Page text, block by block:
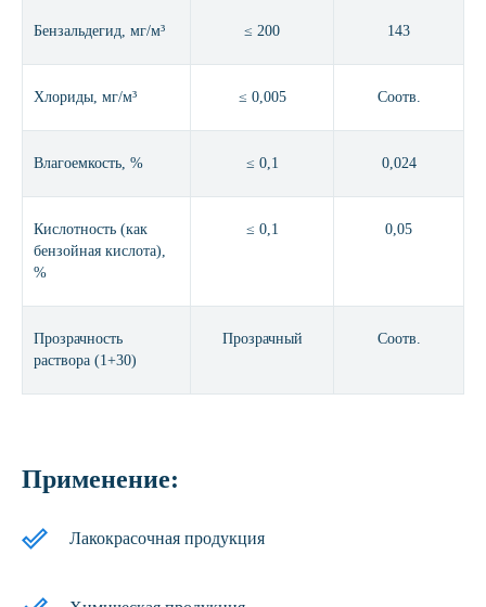
Бензальдегид, мг/м³ ≤ 200 143
Хлориды, мг/м³ ≤ 0,005 Соотв.
Влагоемкость, % ≤ 0,1 0,024
Кислотность (как
бензойная кислота),
%
≤ 0,1 0,05
Прозрачность
раствора (1+30)
Прозрачный Соотв.
Применение:
Лакокрасочная продукция